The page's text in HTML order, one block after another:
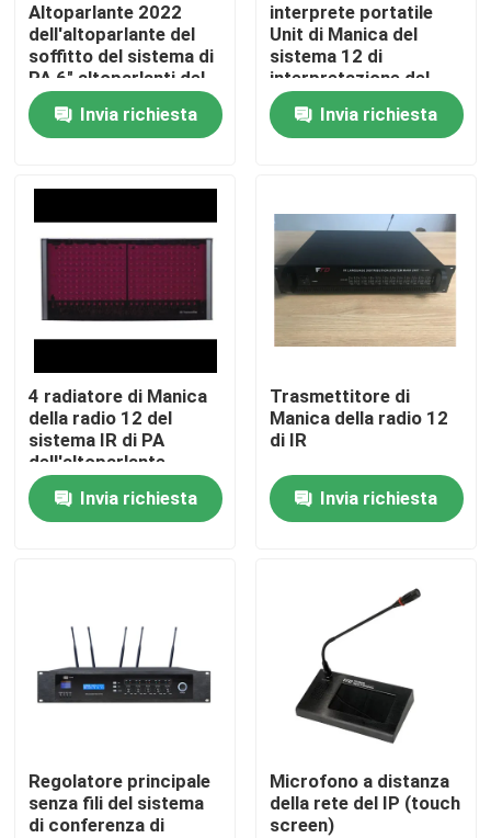
Prodotti
Video
Circa noi
Giro della fabbrica
Notizie
Amplificatore dell'altoparlante
Altoparlante 2022
dell'altoparlante del
soffitto del sistema di
PA 6" altoparlanti del
soffitto 1.5W-3W-6W
Invia richiesta
interprete portatile
Unit di Manica del
sistema 12 di
interpretazione del
sistema di
altoparlante di PA
Invia richiesta
4 radiatore di Manica
della radio 12 del
sistema IR di PA
dell'altoparlante
Invia richiesta
Trasmettitore di
Manica della radio 12
di IR
Invia richiesta
Regolatore principale
senza fili del sistema
di conferenza di
Microfono a distanza
della rete del IP (touch
screen)